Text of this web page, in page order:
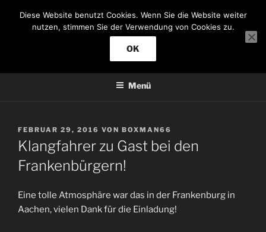
Inhalt
KLANGFAHRER
Menü
VERÖFFENTLICHT
AM
FEBRUAR 29, 2016 VON BOXMAN66
Klangfahrer zu Gast bei den
Frankenbürgern!
Eine tolle Atmosphäre war das in der Frankenburg in
Aachen, vielen Dank für die Einladung!
Diese Website benutzt Cookies. Wenn Sie die Website weiter
nutzen, stimmen Sie der Verwendung von Cookies zu.
OK